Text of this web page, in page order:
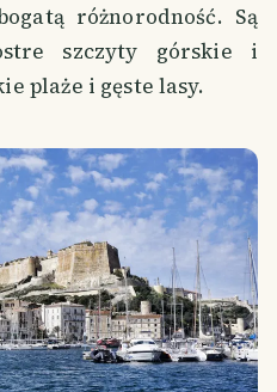
różnorodność. Są
szczyty górskie i
plaże i gęste lasy.